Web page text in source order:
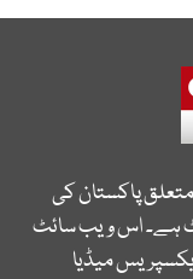
پاکستان کی
ہے۔ اس ویب سائٹ
میڈیا